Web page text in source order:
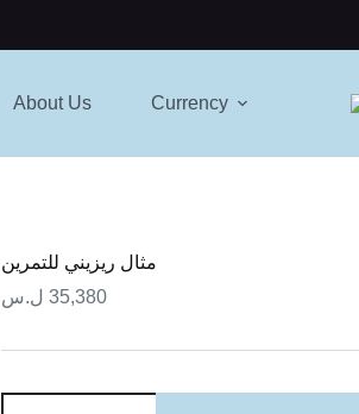
About Us Currency
مثال ريزيني للتمرين
35,380 ل.س
مثال